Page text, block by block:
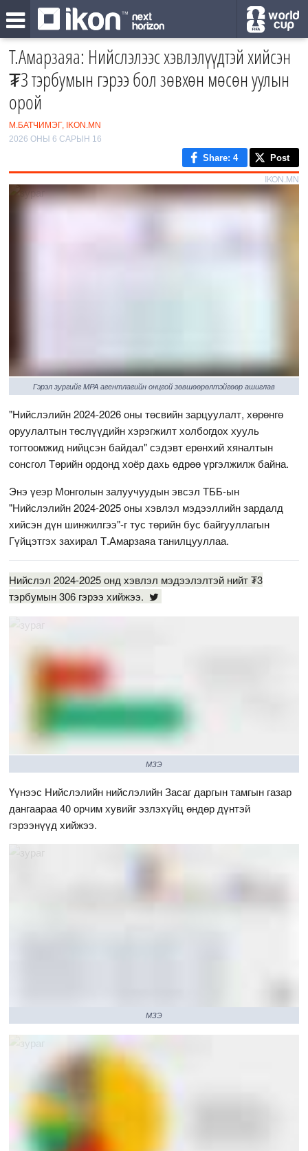
Т.Амарзаяа: Нийслэлээс хэвлэлүүдтэй хийсэн
₮3 тэрбумын гэрээ бол зөвхөн мөсөн уулын
орой
М.БАТЧИМЭГ, IKON.MN
2026 ОНЫ 6 САРЫН 16
Share: 4 Post
IKON.MN
Гэрэл зургийг MPA агентлагийн онцгой зөвшөөрөлтэйгөөр ашиглав
"Нийслэлийн 2024-2026 оны төсвийн зарцуулалт, хөрөнгө
оруулалтын төслүүдийн хэрэгжилт холбогдох хууль
тогтоомжид нийцсэн байдал" сэдэвт ерөнхий хяналтын
сонсгол Төрийн ордонд хоёр дахь өдрөө үргэлжилж байна.
Энэ үеэр Монголын залуучуудын эвсэл ТББ-ын
"Нийслэлийн 2024-2025 оны хэвлэл мэдээллийн зардалд
хийсэн дүн шинжилгээ"-г тус төрийн бус байгууллагын
Гүйцэтгэх захирал Т.Амарзаяа танилцууллаа.
Нийслэл 2024-2025 онд хэвлэл мэдээлэлтэй нийт ₮3
тэрбумын 306 гэрээ хийжээ.
МЗЭ
Үүнээс Нийслэлийн нийслэлийн Засаг даргын тамгын газар
дангаараа 40 орчим хувийг эзлэхүйц өндөр дүнтэй
гэрээнүүд хийжээ.
МЗЭ